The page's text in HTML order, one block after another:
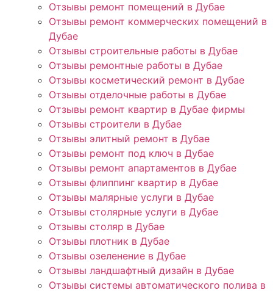
Отзывы ремонт помещений в Дубае
Отзывы ремонт коммерческих помещений в
Дубае
Отзывы строительные работы в Дубае
Отзывы ремонтные работы в Дубае
Отзывы косметический ремонт в Дубае
Отзывы отделочные работы в Дубае
Отзывы ремонт квартир в Дубае фирмы
Отзывы строители в Дубае
Отзывы элитный ремонт в Дубае
Отзывы ремонт под ключ в Дубае
Отзывы ремонт апартаментов в Дубае
Отзывы флиппинг квартир в Дубае
Отзывы малярные услуги в Дубае
Отзывы столярные услуги в Дубае
Отзывы столяр в Дубае
Отзывы плотник в Дубае
Отзывы озеленение в Дубае
Отзывы ландшафтный дизайн в Дубае
Отзывы системы автоматического полива в